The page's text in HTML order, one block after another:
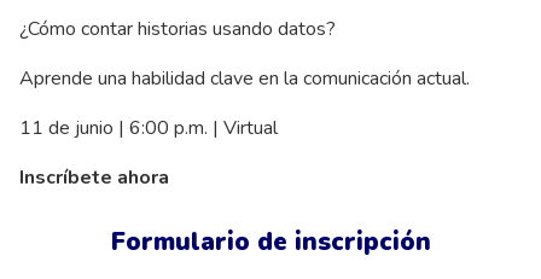
Formulario de inscripción
¿Cómo contar historias usando datos?
Aprende una habilidad clave en la comunicación actual.
11 de junio | 6:00 p.m. | Virtual
Inscríbete ahora